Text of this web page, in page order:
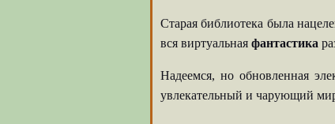
Старая библиотека была
вся виртуальная фантастика
Надеемся, но обновленная
увлекательный и чарующий